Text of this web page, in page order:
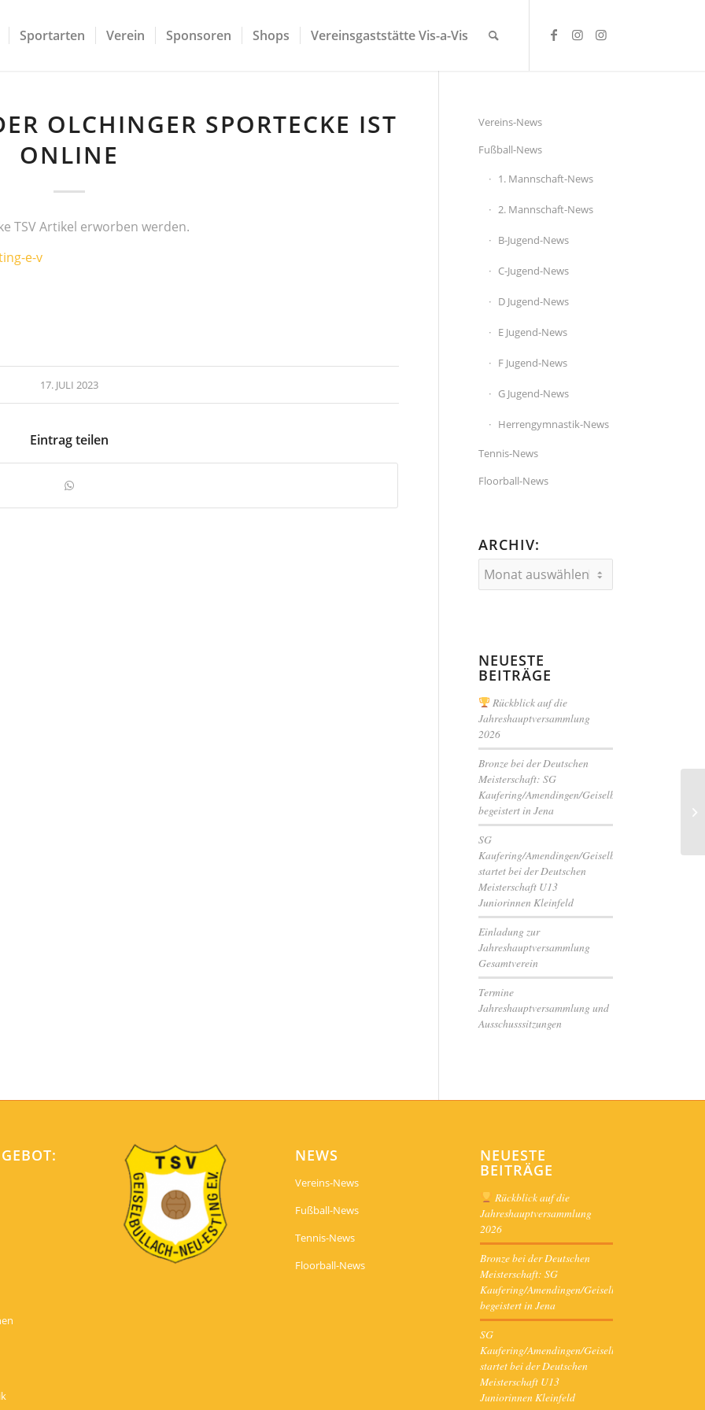
Sportarten Verein Sponsoren Shops Vereinsgaststätte Vis-a-Vis
OLCHINGER SPORTECKE IST
ONLINE
TSV Artikel erworben werden.
e-v
17. JULI 2023
Eintrag teilen
Vereins-News
Fußball-News
1. Mannschaft-News
2. Mannschaft-News
B-Jugend-News
C-Jugend-News
D Jugend-News
E Jugend-News
F Jugend-News
G Jugend-News
Herrengymnastik-News
Tennis-News
Floorball-News
ARCHIV:
NEUESTE
BEITRÄGE
Rückblick auf die
Jahreshauptversammlung
2026
Bronze bei der Deutschen
Meisterschaft: SG
Kaufering/Amendingen/Geiselbullach
begeistert in Jena
SG
Kaufering/Amendingen/Geiselbullach
startet bei der Deutschen
Meisterschaft U13
Juniorinnen Kleinfeld
Einladung zur
Jahreshauptversammlung
Gesamtverein
Termine
Jahreshauptversammlung und
Ausschusssitzungen
NEWS
Vereins-News
Fußball-News
Tennis-News
Floorball-News
NEUESTE
BEITRÄGE
Rückblick auf die
Jahreshauptversammlung
2026
Bronze bei der Deutschen
Meisterschaft: SG
Kaufering/Amendingen/Geiselbullach
begeistert in Jena
SG
Kaufering/Amendingen/Geiselbullach
startet bei der Deutschen
Meisterschaft U13
Juniorinnen Kleinfeld